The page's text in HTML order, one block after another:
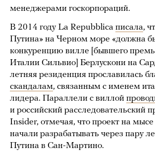
менеджерами госкорпораций.
В 2014 году La Repubblica писала,
Путина» на Черном море «должна
конкуренцию вилле [бывшего
Италии Сильвио] Берлускони на
летняя резиденция прославилась
скандалам, связанным с именем
лидера. Параллели с виллой
и российский расследовательский
Insider, отмечая, что проект на
начали разрабатывать через пару
Путина в Сан-Мартино.